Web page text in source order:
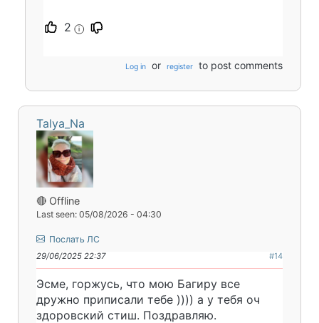
2 i
Log in or register to post comments
Talya_Na
🔴 Offline
Last seen: 05/08/2026 - 04:30
Послать ЛС
29/06/2025 22:37 #14
Эсме, горжусь, что мою Багиру все
дружно приписали тебе )))) а у тебя оч
здоровский стиш. Поздравляю.